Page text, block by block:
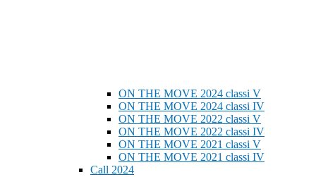
ON THE MOVE 2024 classi V
ON THE MOVE 2024 classi IV
ON THE MOVE 2022 classi V
ON THE MOVE 2022 classi IV
ON THE MOVE 2021 classi V
ON THE MOVE 2021 classi IV
Call 2024